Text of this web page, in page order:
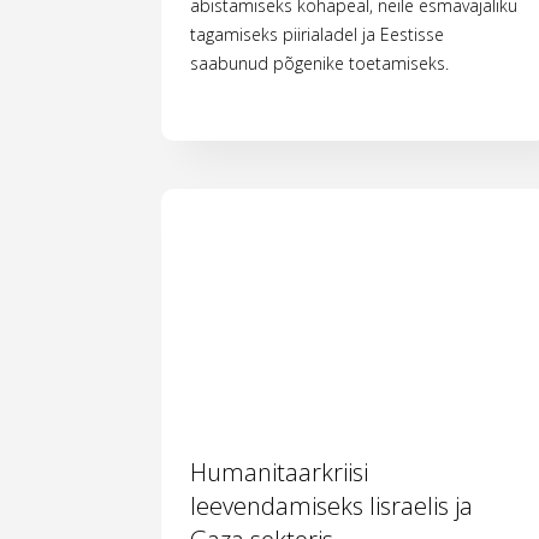
abistamiseks kohapeal, neile esmavajaliku
tagamiseks piirialadel ja Eestisse
saabunud põgenike toetamiseks.
Humanitaarkriisi
leevendamiseks Iisraelis ja